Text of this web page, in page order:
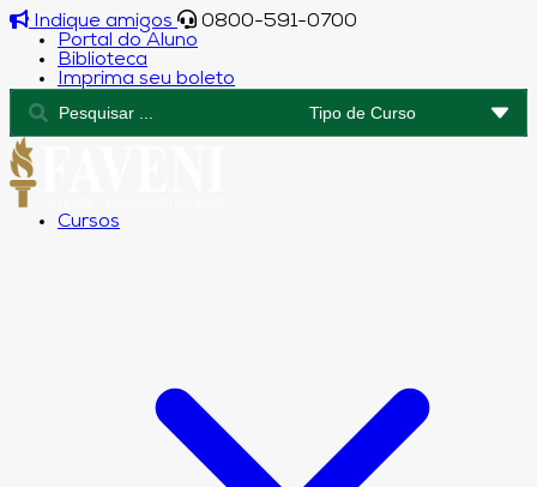
Indique amigos
0800-591-0700
Portal do Aluno
Biblioteca
Imprima seu boleto
Cursos